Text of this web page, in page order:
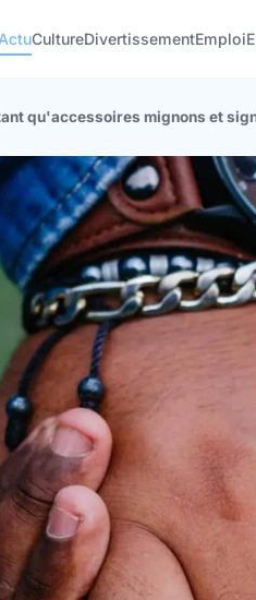
ActuCultureDivertissementEmploi
qu'accessoires mignons et